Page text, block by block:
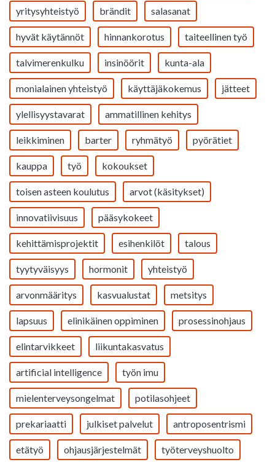
yritysyhteistyö brändit salasanat
hyvät käytännöt hinnankorotus taiteellinen työ
talvimerenkulku insinöörit kunta-ala
monialainen yhteistyö käyttäjäkokemus jätteet
ylellisyystavarat ammatillinen kehitys
leikkiminen barter ryhmätyö pyörätiet
kauppa työ kokoukset
toisen asteen koulutus arvot (käsitykset)
innovatiivisuus pääsykokeet
kehittämisprojektit esihenkilöt talous
tyytyväisyys hormonit yhteistyö
arvonmääritys kasvualustat metsitys
lapsuus elinikäinen oppiminen prosessinohjaus
elintarvikkeet liikuntakasvatus
artificial intelligence työn imu
mielenterveysongelmat potilasohjeet
prekariaatti julkiset palvelut antroposentrismi
etätyö ohjausjärjestelmät työterveyshuolto